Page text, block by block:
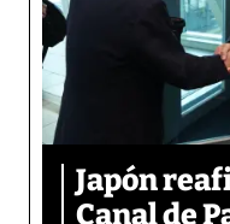
Japón
Canal de